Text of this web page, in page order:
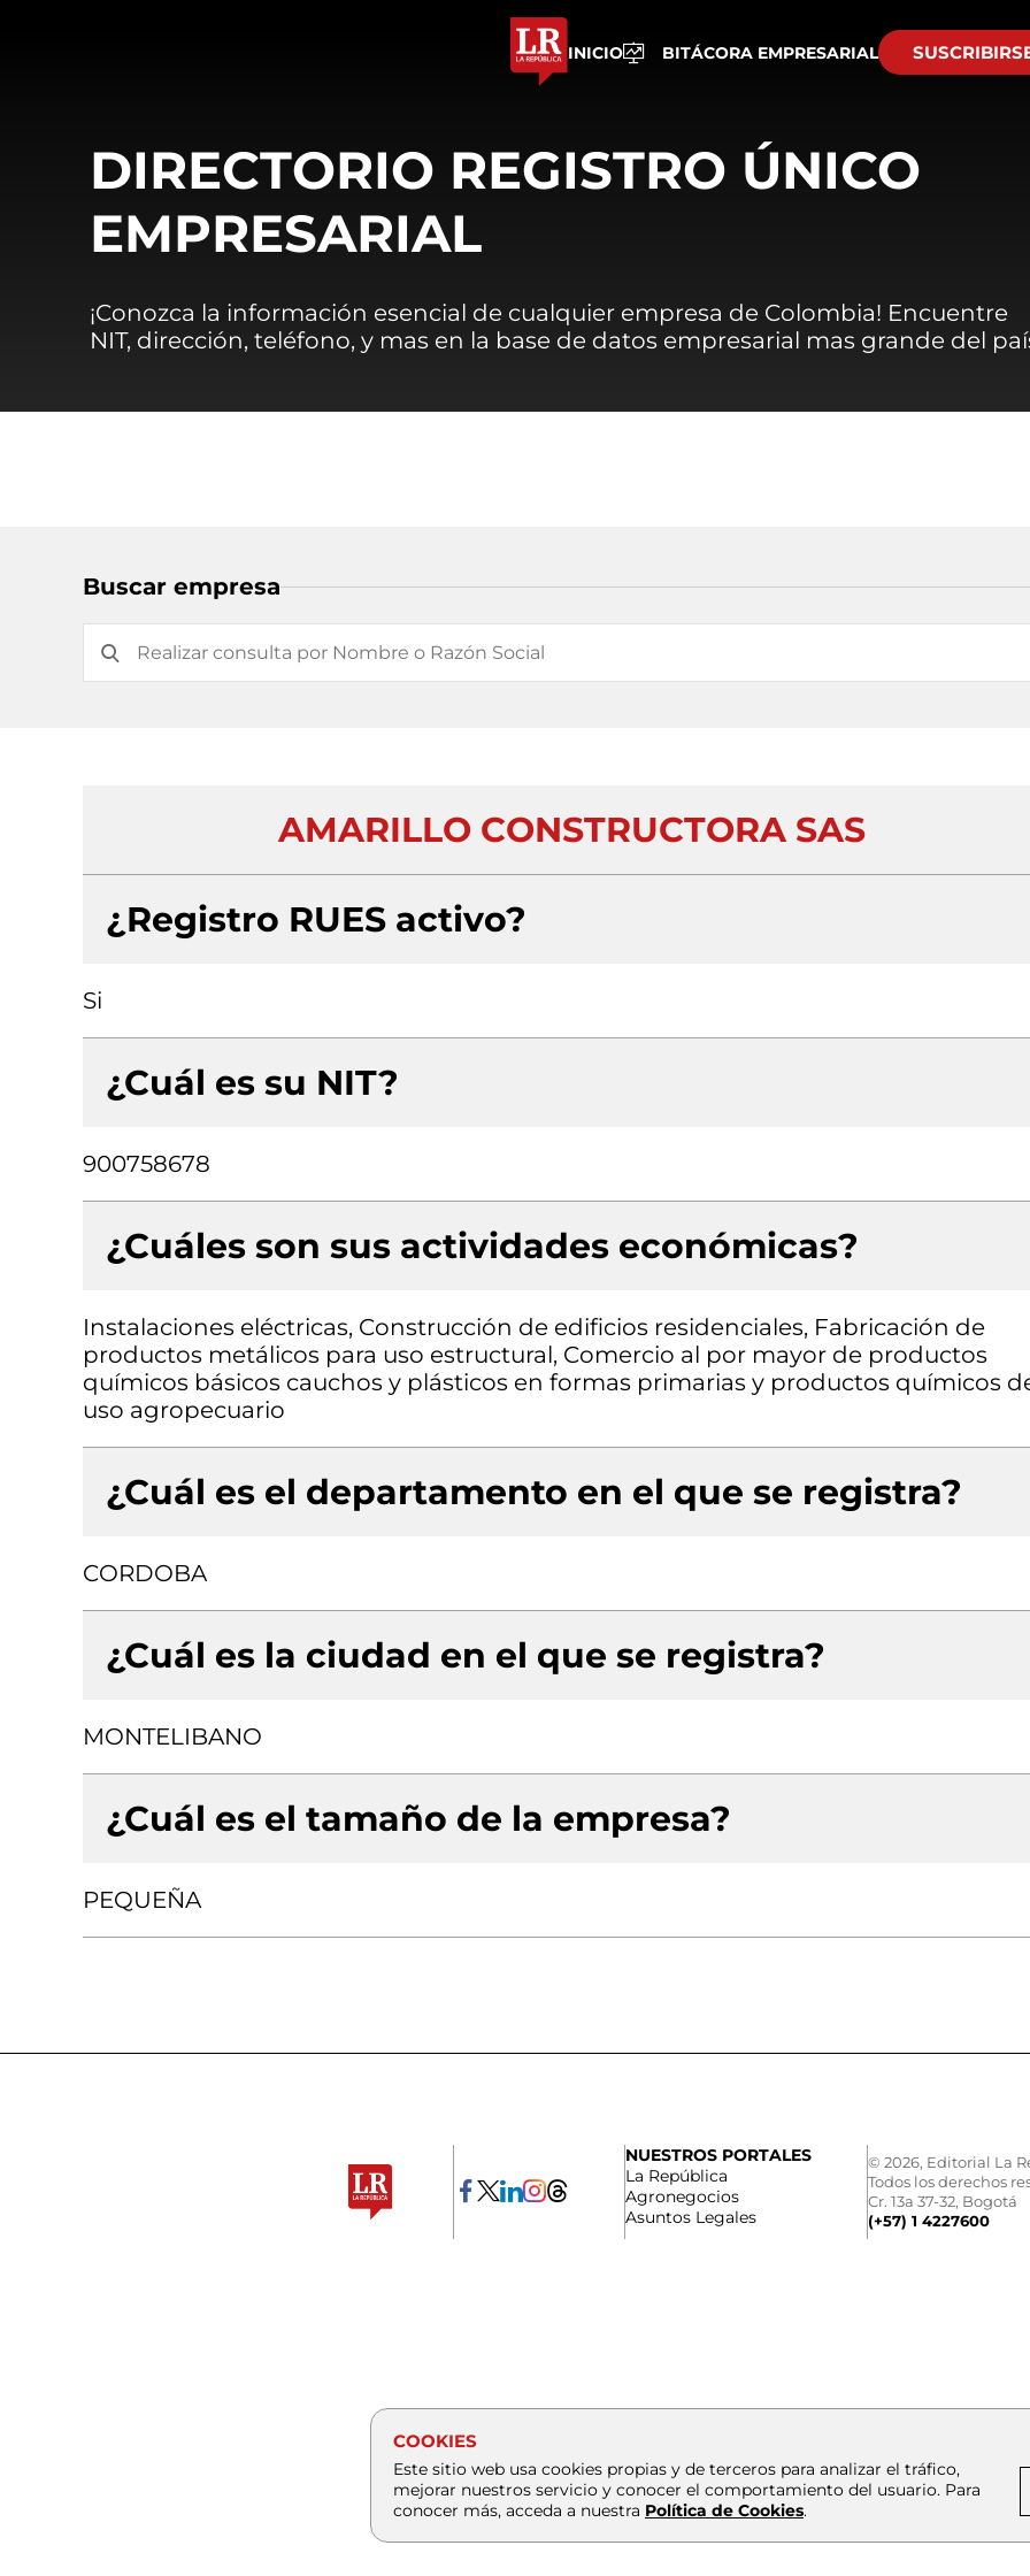
INICIO BITÁCORA EMPRESARIAL
DIRECTORIO REGISTRO ÚNICO
EMPRESARIAL
¡Conozca la información esencial de cualquier empresa de Colombia! Encuentre
NIT, dirección, teléfono, y mas en la base de datos empresarial mas grande del
Buscar empresa
AMARILLO CONSTRUCTORA SAS
¿Registro RUES activo?
Si
¿Cuál es su NIT?
900758678
¿Cuáles son sus actividades económicas?
Instalaciones eléctricas, Construcción de edificios residenciales, Fabricación de
productos metálicos para uso estructural, Comercio al por mayor de productos
químicos básicos cauchos y plásticos en formas primarias y productos químicos
uso agropecuario
¿Cuál es el departamento en el que se registra?
CORDOBA
¿Cuál es la ciudad en el que se registra?
MONTELIBANO
¿Cuál es el tamaño de la empresa?
PEQUEÑA
NUESTROS PORTALES
La República
Agronegocios
Asuntos Legales
© 2026, Editorial La
Todos los derechos
Cr. 13a 37-32, Bogotá
(+57) 1 4227600
COOKIES
Este sitio web usa cookies propias y de terceros para analizar el tráfico,
mejorar nuestros servicio y conocer el comportamiento del usuario. Para
conocer más, acceda a nuestra Política de Cookies.